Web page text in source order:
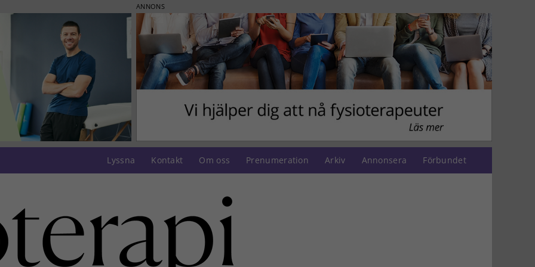
ANNONS
Lyssna Kontakt Om oss Prenumeration Arkiv Annonsera Förbundet